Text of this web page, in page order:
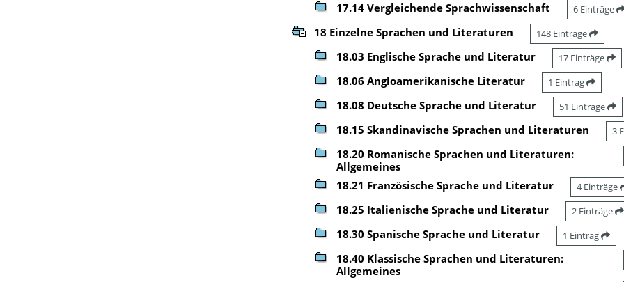
17.14 Vergleichende Sprachwissenschaft 6 Einträge
18 Einzelne Sprachen und Literaturen 148 Einträge
18.03 Englische Sprache und Literatur 17 Einträge
18.06 Angloamerikanische Literatur 1 Eintrag
18.08 Deutsche Sprache und Literatur 51 Einträge
18.15 Skandinavische Sprachen und Literaturen 3
18.20 Romanische Sprachen und Literaturen:
Allgemeines
18.21 Französische Sprache und Literatur 4 Einträge
18.25 Italienische Sprache und Literatur 2 Einträge
18.30 Spanische Sprache und Literatur 1 Eintrag
18.40 Klassische Sprachen und Literaturen:
Allgemeines